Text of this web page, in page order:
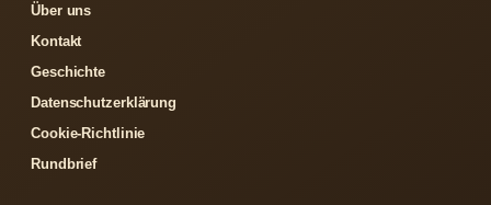
Über uns
Kontakt
Geschichte
Datenschutzerklärung
Cookie-Richtlinie
Rundbrief